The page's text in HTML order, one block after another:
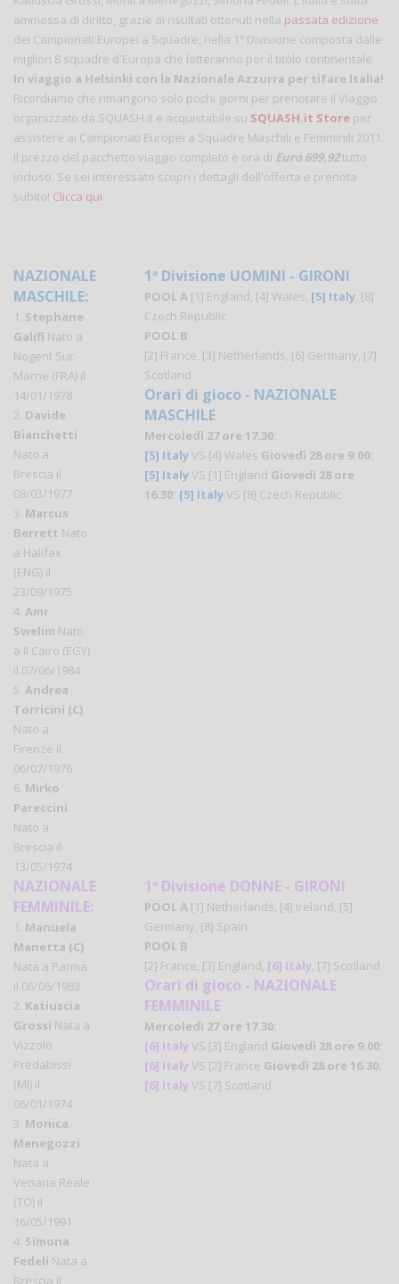
ammessa di diritto, grazie ai risultati ottenuti nella passata edizione
dei Campionati Europei a Squadre, nella 1ª Divisione composta dalle
migliori 8 squadre d'Europa che lotteranno per il titolo continentale.
In viaggio a Helsinki con la Nazionale Azzurra per tifare Italia!
Ricordiamo che rimangono solo pochi giorni per prenotare il Viaggio
organizzato da SQUASH.it e acquistabile su SQUASH.it Store per
assistere ai Campionati Europei a Squadre Maschili e Femminili 2011.
Il prezzo del pacchetto viaggio completo è ora di Euro 699,92tutto
incluso. Se sei interessato scopri i dettagli dell'offerta e prenota
subito! Clicca qui
NAZIONALE
MASCHILE:
1. Stephane
Galifi Nato a
Nogent Sur
Marne (FRA) il
14/01/1978
2. Davide
Bianchetti
Nato a
Brescia il
08/03/1977
3. Marcus
Berrett Nato
a Halifax
(ENG) il
23/09/1975
4. Amr
Swelim Nato
a Il Cairo (EGY)
il 07/06/1984
5. Andrea
Torricini (C)
Nato a
Firenze il
06/07/1976
6. Mirko
Pareccini
Nato a
Brescia il
13/05/1974
1ª Divisione UOMINI - GIRONI
POOL A [1] England, [4] Wales, [5] Italy, [8]
Czech Republic
POOL B
[2] France, [3] Netherlands, [6] Germany, [7]
Scotland
Orari di gioco - NAZIONALE
MASCHILE
Mercoledì 27 ore 17.30:
[5] ItalyVS [4] Wales Giovedì 28 ore 9.00:
[5] ItalyVS [1] England Giovedì 28 ore
16.30: [5] ItalyVS [8] Czech Republic
NAZIONALE
FEMMINILE:
1. Manuela
Manetta (C)
Nata a Parma
il 06/06/1983
2. Katiuscia
Grossi Nata a
Vizzolo
Predabissi
(MI) il
06/01/1974
3. Monica
Menegozzi
Nata a
Venaria Reale
(TO) il
16/05/1991
4. Simona
Fedeli Nata a
Brescia il
1ª Divisione DONNE - GIRONI
POOL A [1] Netherlands, [4] Ireland, [5]
Germany, [8] Spain
POOL B
[2] France, [3] England, [6] Italy, [7] Scotland
Orari di gioco - NAZIONALE
FEMMINILE
Mercoledì 27 ore 17.30:
[6] ItalyVS [3] England Giovedì 28 ore 9.00:
[6] ItalyVS [2] France Giovedì 28 ore 16.30:
[6] ItalyVS [7] Scotland